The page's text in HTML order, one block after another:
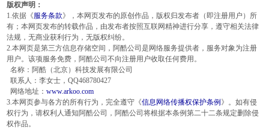
版权声明：
1.依据《服务条款》，本网页发布的原创作品，版权归发布者（即注册用户）所
有；本网页发布的转载作品，由发布者按照互联网精神进行分享，遵守相关法律
法规，无商业获利行为，无版权纠纷。
2.本网页是第三方信息存储空间，阿酷公司是网络服务提供者，服务对象为注册
用户。该项服务免费，阿酷公司不向注册用户收取任何费用。
名称：阿酷（北京）科技发展有限公司
联系人：李女士，QQ468780427
网络地址： www.arkoo.com
3.本网页参与各方的所有行为，完全遵守《信息网络传播权保护条例 》。如有侵
权行为，请权利人通知阿酷公司，阿酷公司将根据本条例第二十二条规定删除侵
权作品。